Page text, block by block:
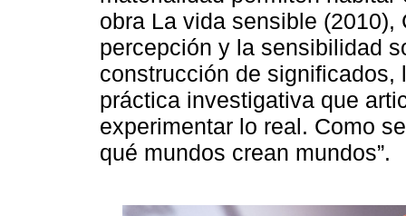
obra La vida sensible
percepción y la sensibilidad
construcción de
práctica investigativa que
experimentar lo real. Como
qué mundos crean mundos”.